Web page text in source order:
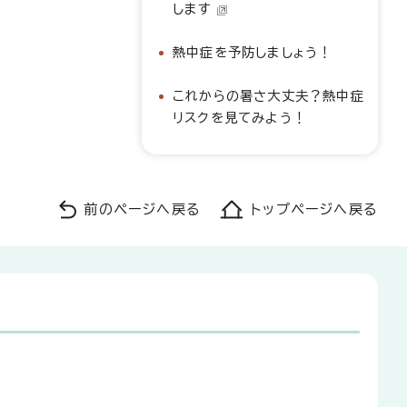
します
熱中症を予防しましょう！
これからの暑さ大丈夫？熱中症
リスクを見てみよう！
前のページへ戻る トップページへ戻る